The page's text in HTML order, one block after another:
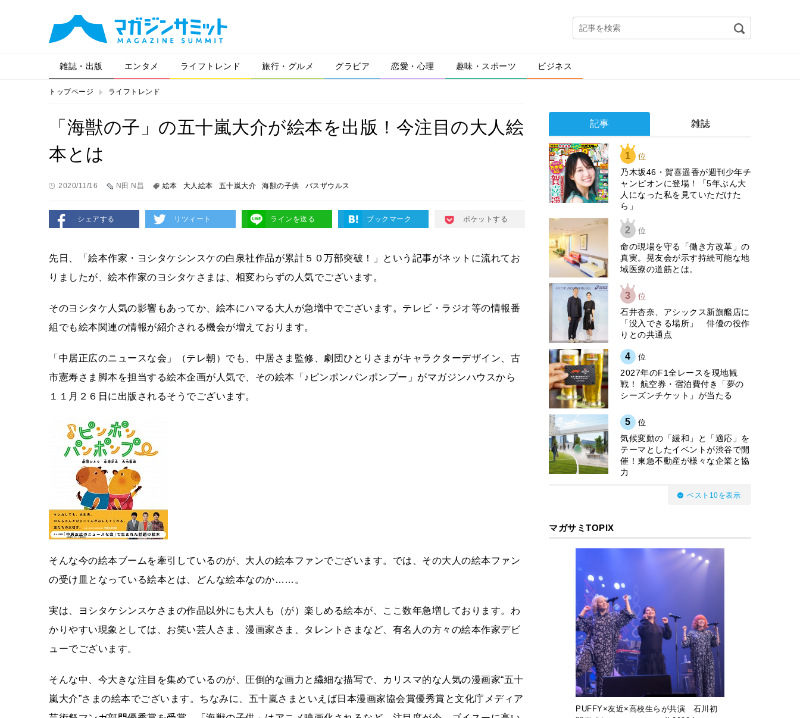
雑誌・出版 エンタメ ライフトレンド 旅行・グルメ グラビア 恋愛・心理 趣味・スポーツ ビジネス
トップページ ライフトレンド
「海獣の子」の五十嵐大介が絵本を出版！今注目の大人絵
本とは
2020/11/16 N田 N昌 絵本 大人絵本 五十嵐大介 海獣の子供 バスザウルス
シェアする リツィート ラインを送る ブックマーク ポケットする
先日、「絵本作家・ヨシタケシンスケの白泉社作品が累計５０万部突破！」という記事がネットに流れてお
りましたが、絵本作家のヨシタケさまは、相変わらずの人気でございます。
そのヨシタケ人気の影響もあってか、絵本にハマる大人が急増中でございます。テレビ・ラジオ等の情報番
組でも絵本関連の情報が紹介される機会が増えております。
「中居正広のニュースな会」（テレ朝）でも、中居さま監修、劇団ひとりさまがキャラクターデザイン、古
市憲寿さま脚本を担当する絵本企画が人気で、その絵本「♪ピンポンパンポンプー」がマガジンハウスから
１１月２６日に出版されるそうでございます。
そんな今の絵本ブームを牽引しているのが、大人の絵本ファンでございます。では、その大人の絵本ファン
の受け皿となっている絵本とは、どんな絵本なのか……。
実は、ヨシタケシンスケさまの作品以外にも大人も（が）楽しめる絵本が、ここ数年急増しております。わ
かりやすい現象としては、お笑い芸人さま、漫画家さま、タレントさまなど、有名人の方々の絵本作家デビ
ューでございます。
そんな中、今大きな注目を集めているのが、圧倒的な画力と繊細な描写で、カリスマ的な人気の漫画家“五十
嵐大介”さまの絵本でございます。ちなみに、五十嵐さまといえば日本漫画家協会賞優秀賞と文化庁メディア
記事 雑誌
1 位
乃木坂46・賀喜遥香が週刊少年チ
ャンピオンに登場！「5年ぶん大
人になった私を見ていただけた
ら」
2 位
​命の現場を守る「働き方改革」の
真実。晃友会が示す持続可能な地
域医療の道筋とは。
3 位
石井杏奈、アシックス新旗艦店に
「没入できる場所」 俳優の役作
りとの共通点
4 位
2027年のF1全レースを現地観
戦！ 航空券・宿泊費付き「夢の
シーズンチケット」が当たる
5 位
気候変動の「緩和」と「適応」を
テーマとしたイベントが渋谷で開
催！東急不動産が様々な企業と協
力
ベスト10を表示
マガサミTOPIX
PUFFY×友近×高校生らが共演 石川初